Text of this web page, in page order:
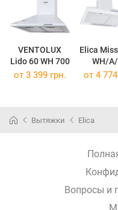
VENTOLUX
Lido 60 WH 700
Elica
WH/
от 3 399 грн. от 4
Вытяжки Elica
Вопросы и